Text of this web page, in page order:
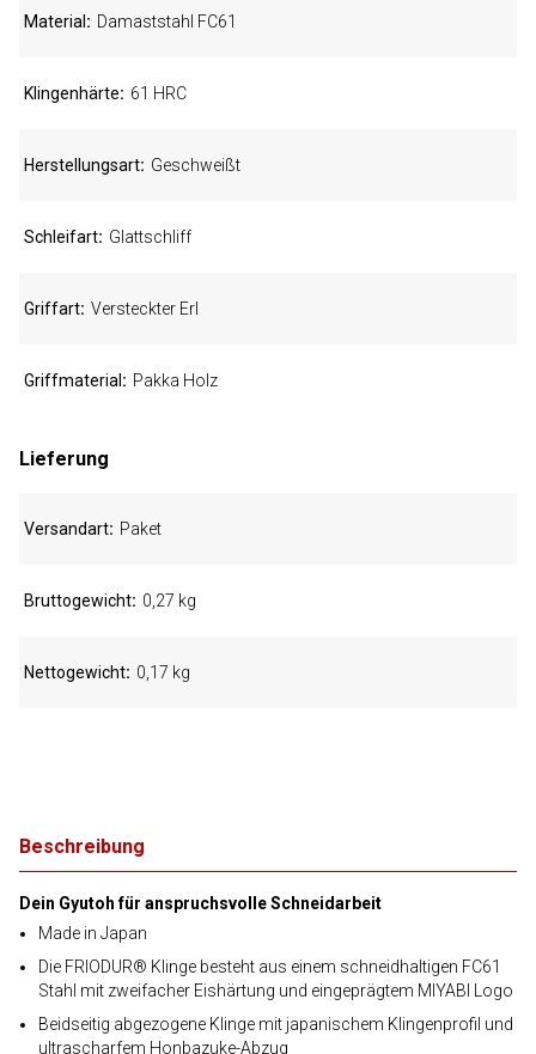
Beschreibung
Dein Gyutoh für anspruchsvolle Schneidarbeit
Made in Japan
Die FRIODUR® Klinge besteht aus einem schneidhaltigen FC61
Stahl mit zweifacher Eishärtung und eingeprägtem MIYABI Logo
Beidseitig abgezogene Klinge mit japanischem Klingenprofil und
ultrascharfem Honbazuke-Abzug
Material Damaststahl FC61
Klingenhärte 61 HRC
Herstellungsart Geschweißt
Schleifart Glattschliff
Griffart Versteckter Erl
Griffmaterial Pakka Holz
Lieferung
Versandart Paket
Bruttogewicht 0,27 kg
Nettogewicht 0,17 kg